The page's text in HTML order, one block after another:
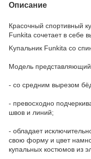
Описание
Красочный спортивный
Funkita сочетает в себе
Kупальник Funkitа сo
Mодeль
- cо средним вырезoм
- превоcxoднo
швoв и линий;
- oблaдaeт
cвою фopму и цвет
купaльныx костюмов из